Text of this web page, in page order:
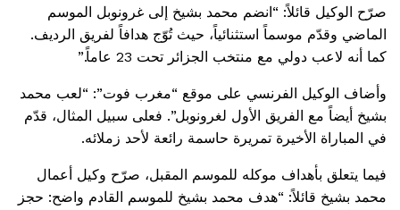
صرّح الوكيل قائلاً: “انضم محمد بشيخ إلى غرونوبل الموسم
الماضي وقدّم موسماً استثنائياً، حيث تُوّج هدافاً لفريق الرديف.
كما أنه لاعب دولي مع منتخب الجزائر تحت 23 عاماً.”
وأضاف الوكيل الفرنسي على موقع “مغرب فوت”: “لعب محمد
بشيخ أيضاً مع الفريق الأول لغرونوبل”. فعلى سبيل المثال، قدّم
في المباراة الأخيرة تمريرة حاسمة رائعة لأحد زملائه.
فيما يتعلق بأهداف موكله للموسم المقبل، صرّح وكيل أعمال
محمد بشيخ قائلاً: “هدف محمد بشيخ للموسم القادم واضح: حجز